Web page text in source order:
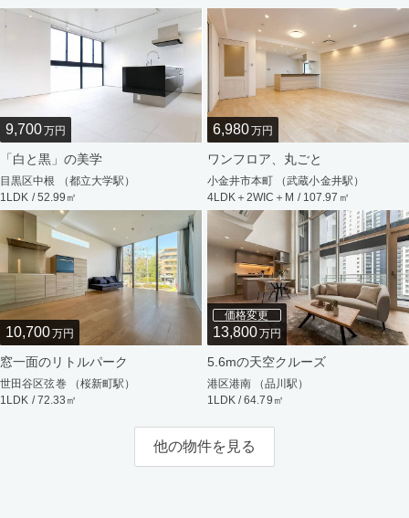
9,700万円
「白と黒」の美学
目黒区中根 （都立大学駅）
1LDK / 52.99㎡
6,980万円
ワンフロア、丸ごと
小金井市本町 （武蔵小金井駅）
4LDK＋2WIC＋M / 107.97㎡
10,700万円
窓一面のリトルパーク
世田谷区弦巻 （桜新町駅）
1LDK / 72.33㎡
価格変更
13,800万円
5.6mの天空クルーズ
港区港南 （品川駅）
1LDK / 64.79㎡
他の物件を見る